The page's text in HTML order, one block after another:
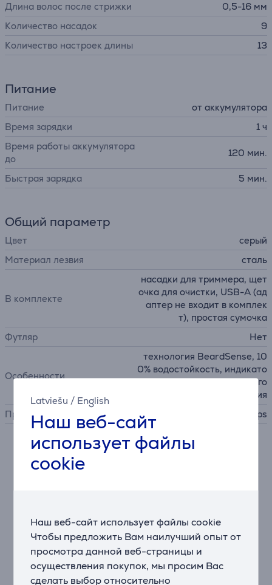
Latviešu / English
Наш веб-сайт
использует файлы
cookie
Наш веб-сайт использует файлы cookie
Чтобы предложить Вам наилучший опыт от
просмотра данной веб-страницы и
осуществления покупок, мы просим Вас
сделать выбор относительно
Длина волос после стрижки
0,5-16 мм
Количество насадок
9
Количество настроек длины
13
Питание
Питание
от аккумулятора
Время зарядки
1 ч
Время работы аккумулятора
до
120 мин.
Быстрая зарядка 5 мин.
Общий параметр
Цвет
серый
Материал лезвия
сталь
В комплекте
насадки для триммера, щет
очка для очистки, USB-A (ад
аптер не входит в комплек
т), простая сумочка
Футляр
Нет
Особенности
технология BeardSense, 10
0% водостойкость, индикато
р заряда аккумулятора, эрго
номичная конструкция
Производитель
Philips
Описание
подравнивания и стайлинга бороды, стрижки волос
на голове и бритья волос на теле – все, что нужно
для комфортного ухода за собой.
Прощайте, нежелательные волосы на теле!